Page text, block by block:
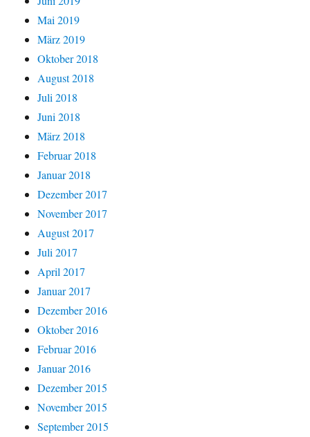
Mai 2019
März 2019
Oktober 2018
August 2018
Juli 2018
Juni 2018
März 2018
Februar 2018
Januar 2018
Dezember 2017
November 2017
August 2017
Juli 2017
April 2017
Januar 2017
Dezember 2016
Oktober 2016
Februar 2016
Januar 2016
Dezember 2015
November 2015
September 2015